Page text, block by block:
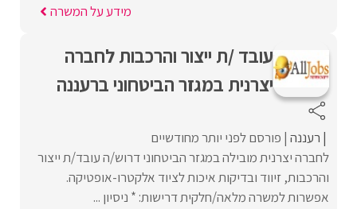
מידע על המשרה
עובד /ת ייצור והרכבות לחברה
יצרנית במגזר הביטחוני ברעננה
רעננה פורסם לפני יותר מחודשיים
לחברה יצרנית מובילה במגזר הביטחוני דרוש/ה עובד/ת ייצור
והרכבות, זיווד ובדיקות איכות לציוד אלקטרו-אופטיקה.
אפשרות למשרה מלאה/חלקית דרישות: * ניסיון ...